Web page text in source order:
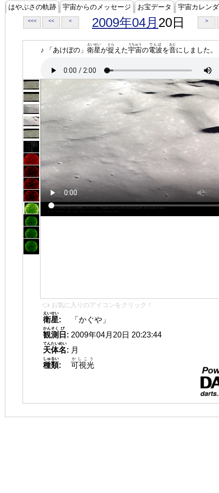
はやぶさの軌跡 宇宙からのメッセージ お宝データ 宇宙カレン
<<< << < 2009年04月 20日 >
♪ 「あけぼの」 衛星
えいせい
が捉
とら
えた宇宙
うちゅう
の電波
でんぱ
を音
おと
にしました。
👈 お気に入りのアイコンをクリック！
衛星
えいせい
:
「かぐや」
観測
かんそく
日
び
: 2009年04月20日 20:23:44
天体名
てんたいめい
: 月
種類
しゅるい
: 可視光
かしこう